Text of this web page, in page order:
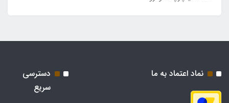
نماد اعتماد به ما
دسترسی
سریع